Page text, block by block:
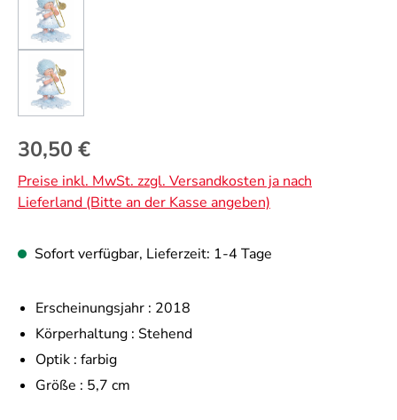
Regulärer Preis:
30,50 €
Preise inkl. MwSt. zzgl. Versandkosten ja nach
Lieferland (Bitte an der Kasse angeben)
Sofort verfügbar, Lieferzeit: 1-4 Tage
Erscheinungsjahr : 2018
Körperhaltung : Stehend
Optik : farbig
Größe : 5,7 cm